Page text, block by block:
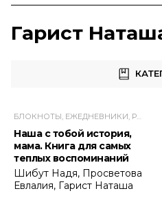
Гарист
Наша с тобой история,
мама. Книга для самых
теплых воспоминаний
Шибут Надя, Просветова
Евлалия, Гарист Наташа